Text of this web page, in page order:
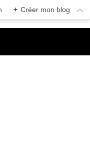
+ Créer mon blog